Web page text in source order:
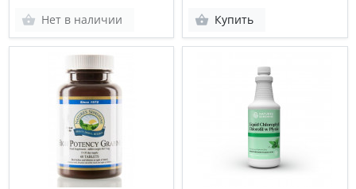
Нет в наличии Купить